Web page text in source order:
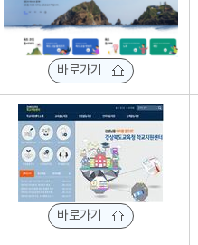
바로가기
바로가기